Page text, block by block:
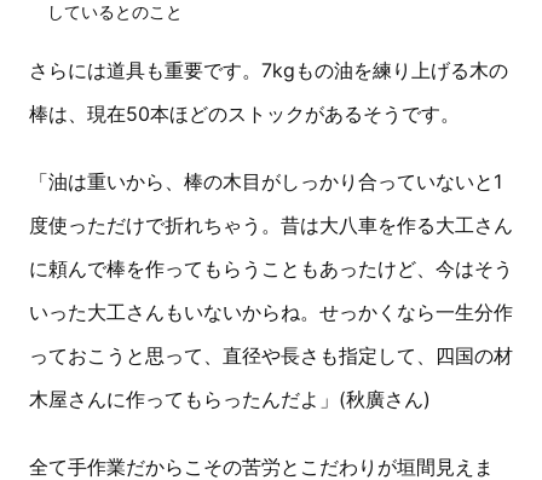
しているとのこと
さらには道具も重要です。7kgもの油を練り上げる木の
棒は、現在50本ほどのストックがあるそうです。
「油は重いから、棒の木目がしっかり合っていないと1
度使っただけで折れちゃう。昔は大八車を作る大工さん
に頼んで棒を作ってもらうこともあったけど、今はそう
いった大工さんもいないからね。せっかくなら一生分作
っておこうと思って、直径や長さも指定して、四国の材
木屋さんに作ってもらったんだよ」(秋廣さん)
全て手作業だからこその苦労とこだわりが垣間見えま